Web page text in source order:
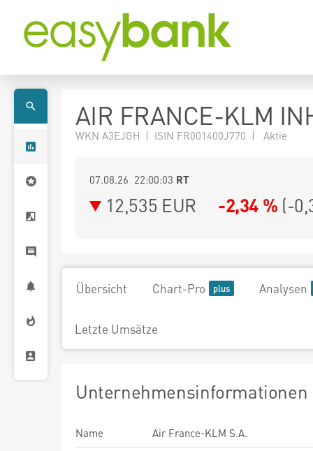
AIR FRANCE-KLM
WKN A3EJGH | ISIN FR001400J770 | Aktie
07.08.26 22:00:03 RT
12,535 EUR -2,34 % (-
Übersicht Chart-Pro Analysen
Letzte Umsätze
Unternehmensinformationen
Name
Air France-KLM S.A.